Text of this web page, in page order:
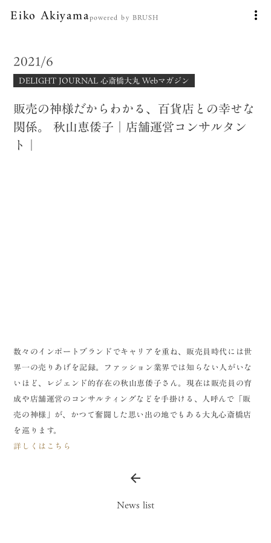
Eiko Akiyamapowered by BRUSH more_vert
2021/6
DELIGHT JOURNAL 心斎橋大丸 Webマガジン
販売の神様だからわかる、百貨店との幸せな
関係。 秋山恵倭子｜店舗運営コンサルタン
ト｜
数々のインポートブランドでキャリアを重ね、販売員時代には世
界一の売りあげを記録。ファッション業界では知らない人がいな
いほど、レジェンド的存在の秋山恵倭子さん。現在は販売員の育
成や店舗運営のコンサルティングなどを手掛ける、人呼んで「販
売の神様」が、かつて奮闘した思い出の地でもある大丸心斎橋店
を巡ります。
詳しくはこちら
arrow_back
News list